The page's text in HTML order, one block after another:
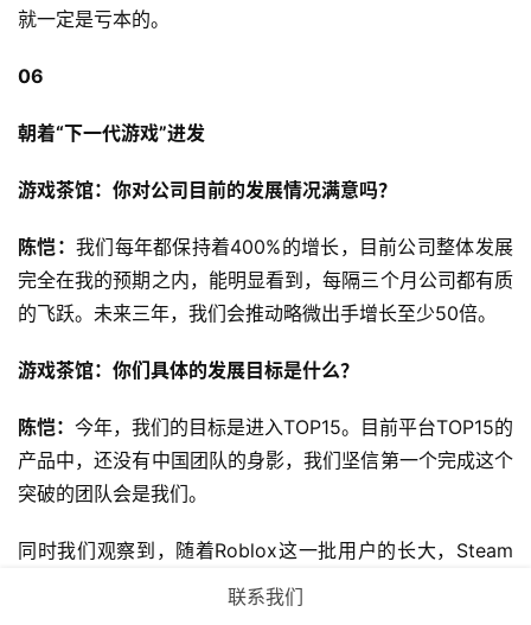
就一定是亏本的。
06
朝着“下一代游戏”进发
游戏茶馆：你对公司目前的发展情况满意吗？
陈恺： 我们每年都保持着400%的增长，目前公司整体发展
完全在我的预期之内，能明显看到，每隔三个月公司都有质
的飞跃。未来三年，我们会推动略微出手增长至少50倍。
游戏茶馆：你们具体的发展目标是什么？
陈恺： 今年，我们的目标是进入TOP15。目前平台TOP15的
产品中，还没有中国团队的身影，我们坚信第一个完成这个
突破的团队会是我们。
同时我们观察到，随着Roblox这一批用户的长大，Steam
游戏和VR游戏正在越来越像Roblox游戏。3到5年之后，我
联系我们